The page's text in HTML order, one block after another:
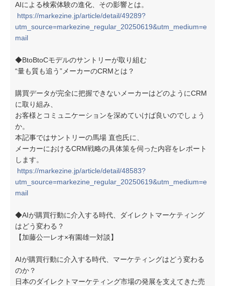
AIによる検索体験の進化、その影響とは。
https://markezine.jp/article/detail/49289?
utm_source=markezine_regular_20250619&utm_medium=e
mail
◆BtoBtoCモデルのサントリーが取り組む
“量も質も追う”メーカーのCRMとは？
購買データが完全に把握できないメーカーはどのようにCRM
に取り組み、
お客様とコミュニケーションを深めていけば良いのでしょう
か。
本記事ではサントリーの馬場 直也氏に、
メーカーにおけるCRM戦略の具体策を伺った内容をレポート
します。
https://markezine.jp/article/detail/48583?
utm_source=markezine_regular_20250619&utm_medium=e
mail
◆AIが購買行動に介入する時代、ダイレクトマーケティング
はどう変わる？
【加藤公一レオ×有園雄一対談】
AIが購買行動に介入する時代、マーケティングはどう変わる
のか？
日本のダイレクトマーケティング市場の発展を支えてきた売